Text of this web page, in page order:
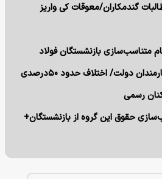
از مطالبات گندمکاران/معوقات کی واریز
متناسب‌سازی بازنشستگان فولاد
شکاف مزدی در ایستگاه کارمندان دولت/ اختلاف حدود ۵۰درصدی
رسمی
حقوق این گروه از بازنشستگان+